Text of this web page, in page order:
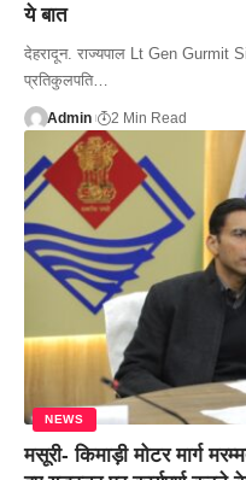
ये बात
देहरादून. राज्यपाल Lt Gen Gurmit
प्रतिकुलपति…
Admin 2 Min Read
NEWS
मसूरी- किमाड़ी मोटर मार्ग